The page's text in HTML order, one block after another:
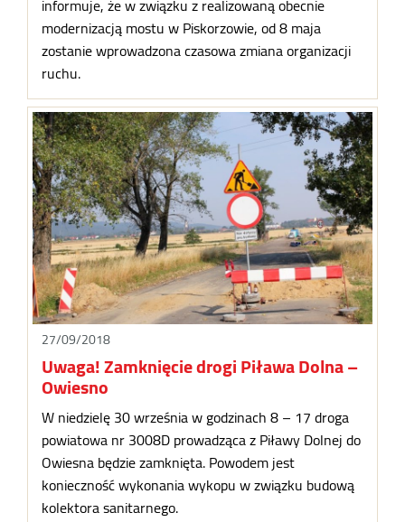
informuje, że w związku z realizowaną obecnie
modernizacją mostu w Piskorzowie, od 8 maja
zostanie wprowadzona czasowa zmiana organizacji
ruchu.
27/09/2018
Uwaga! Zamknięcie drogi Piława Dolna –
Owiesno
W niedzielę 30 września w godzinach 8 – 17 droga
powiatowa nr 3008D prowadząca z Piławy Dolnej do
Owiesna będzie zamknięta. Powodem jest
konieczność wykonania wykopu w związku budową
kolektora sanitarnego.